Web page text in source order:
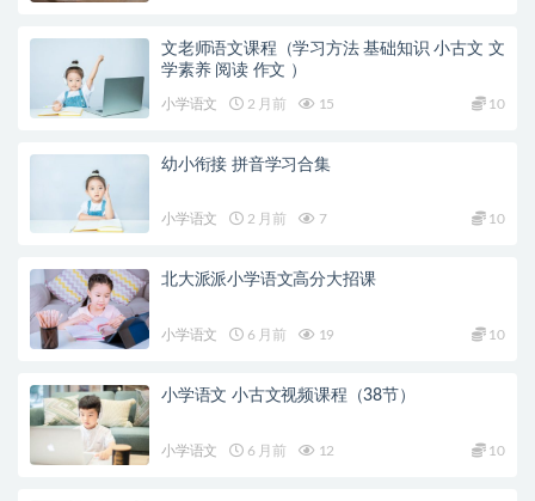
文老师语文课程（学习方法 基础知识 小古文 文
学素养 阅读 作文 ）
小学语文 2 月前 15 10
幼小衔接 拼音学习合集
小学语文 2 月前 7 10
北大派派小学语文高分大招课
小学语文 6 月前 19 10
小学语文 小古文视频课程（38节）
小学语文 6 月前 12 10